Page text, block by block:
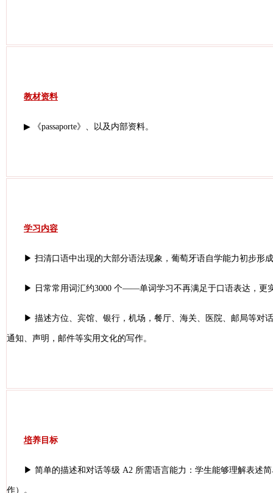
教材资料
▶ 《passaporte》、以及内部资料。
学习内容
▶ 扫清口语中出现的大部分语法现象，葡萄牙语自学能力初步
▶ 日常常用词汇约3000 个——单词学习不再满足于口语表达，更
▶ 描述方位、宾馆、银行，机场，餐厅、海关、医院、邮局等对
通知、声明，邮件等实用文化的写作。
培养目标
▶ 简单的描述和对话等级 A2 所需语言能力：学生能够理解表述
作）。